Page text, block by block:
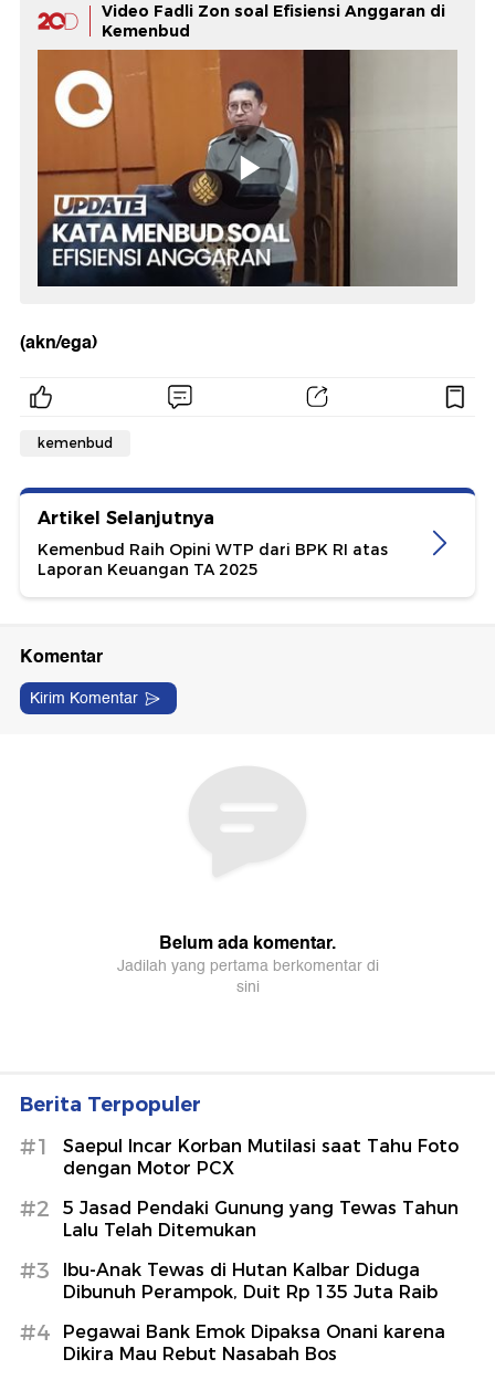
Video Fadli Zon soal Efisiensi Anggaran di
Kemenbud
(akn/ega)
kemenbud
Artikel Selanjutnya
Kemenbud Raih Opini WTP dari BPK RI atas
Laporan Keuangan TA 2025
Berita Terpopuler
#1
Saepul Incar Korban Mutilasi saat Tahu Foto
dengan Motor PCX
#2
5 Jasad Pendaki Gunung yang Tewas Tahun
Lalu Telah Ditemukan
#3
Ibu-Anak Tewas di Hutan Kalbar Diduga
Dibunuh Perampok, Duit Rp 135 Juta Raib
#4
Pegawai Bank Emok Dipaksa Onani karena
Dikira Mau Rebut Nasabah Bos